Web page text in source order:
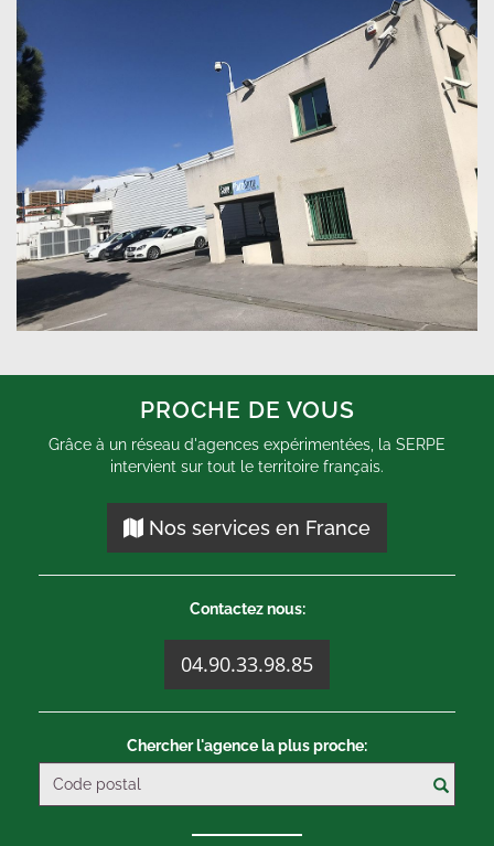
PROCHE DE VOUS
Grâce à un réseau d'agences expérimentées, la SERPE
intervient sur tout le territoire français.
Nos services en France
Contactez nous:
04.90.33.98.85
Chercher l'agence la plus proche: